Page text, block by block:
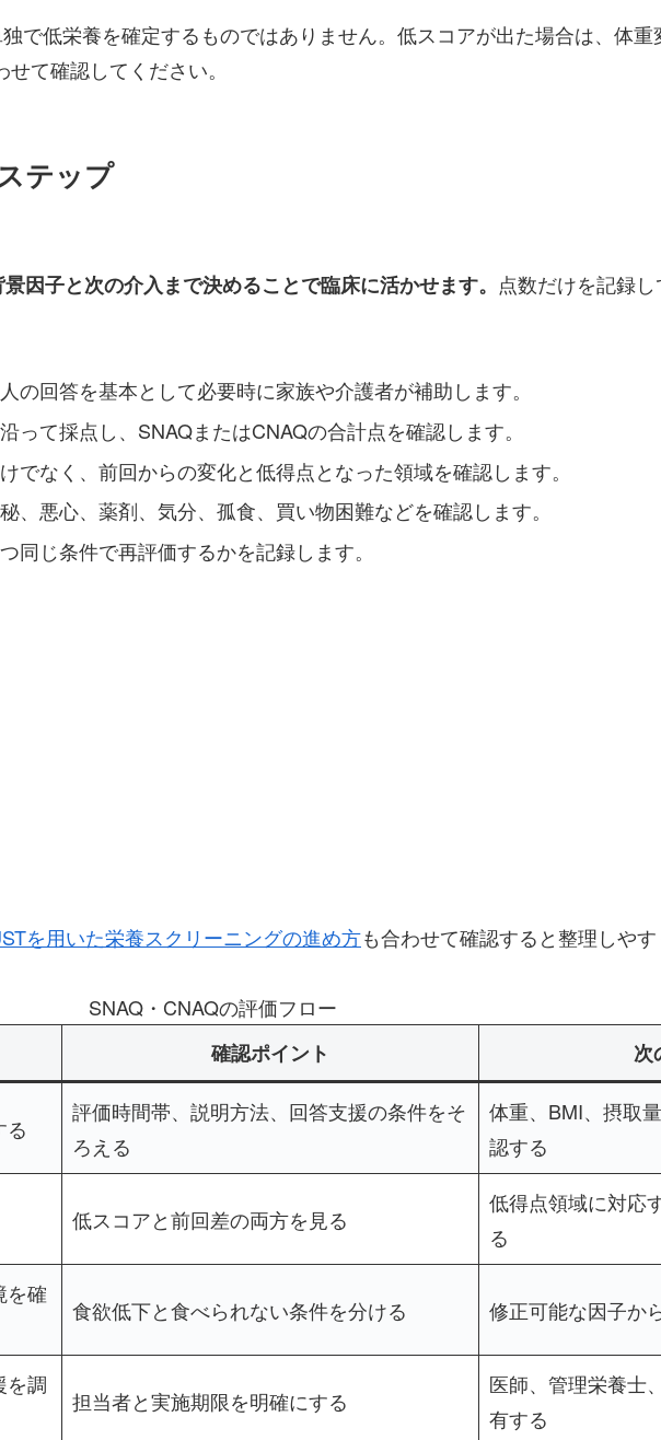
で低栄養を確定するものではありません。低スコアが出た場合は、体重
て確認してください。
テップ
因子と次の介入まで決めることで臨床に活かせます。 点数だけを記録
の回答を基本として必要時に家族や介護者が補助します。
って採点し、SNAQまたはCNAQの合計点を確認します。
でなく、前回からの変化と低得点となった領域を確認します。
、悪心、薬剤、気分、孤食、買い物困難などを確認します。
同じ条件で再評価するかを記録します。
を用いた栄養スクリーニングの進め方も合わせて確認すると整理しやす
SNAQ・CNAQの評価フロー
確認ポイント 次
る
評価時間帯、説明方法、回答支援の条件をそ
ろえる
体重、BMI、摂取
認する
低スコアと前回差の両方を見る
低得点領域に対応
る
を確
食欲低下と食べられない条件を分ける 修正可能な因子か
を調
担当者と実施期限を明確にする
医師、管理栄養士
有する